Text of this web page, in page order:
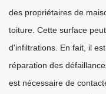
des propriétaires de
toiture. Cette surface
d'infiltrations. En fait, il
réparation des
est nécessaire de